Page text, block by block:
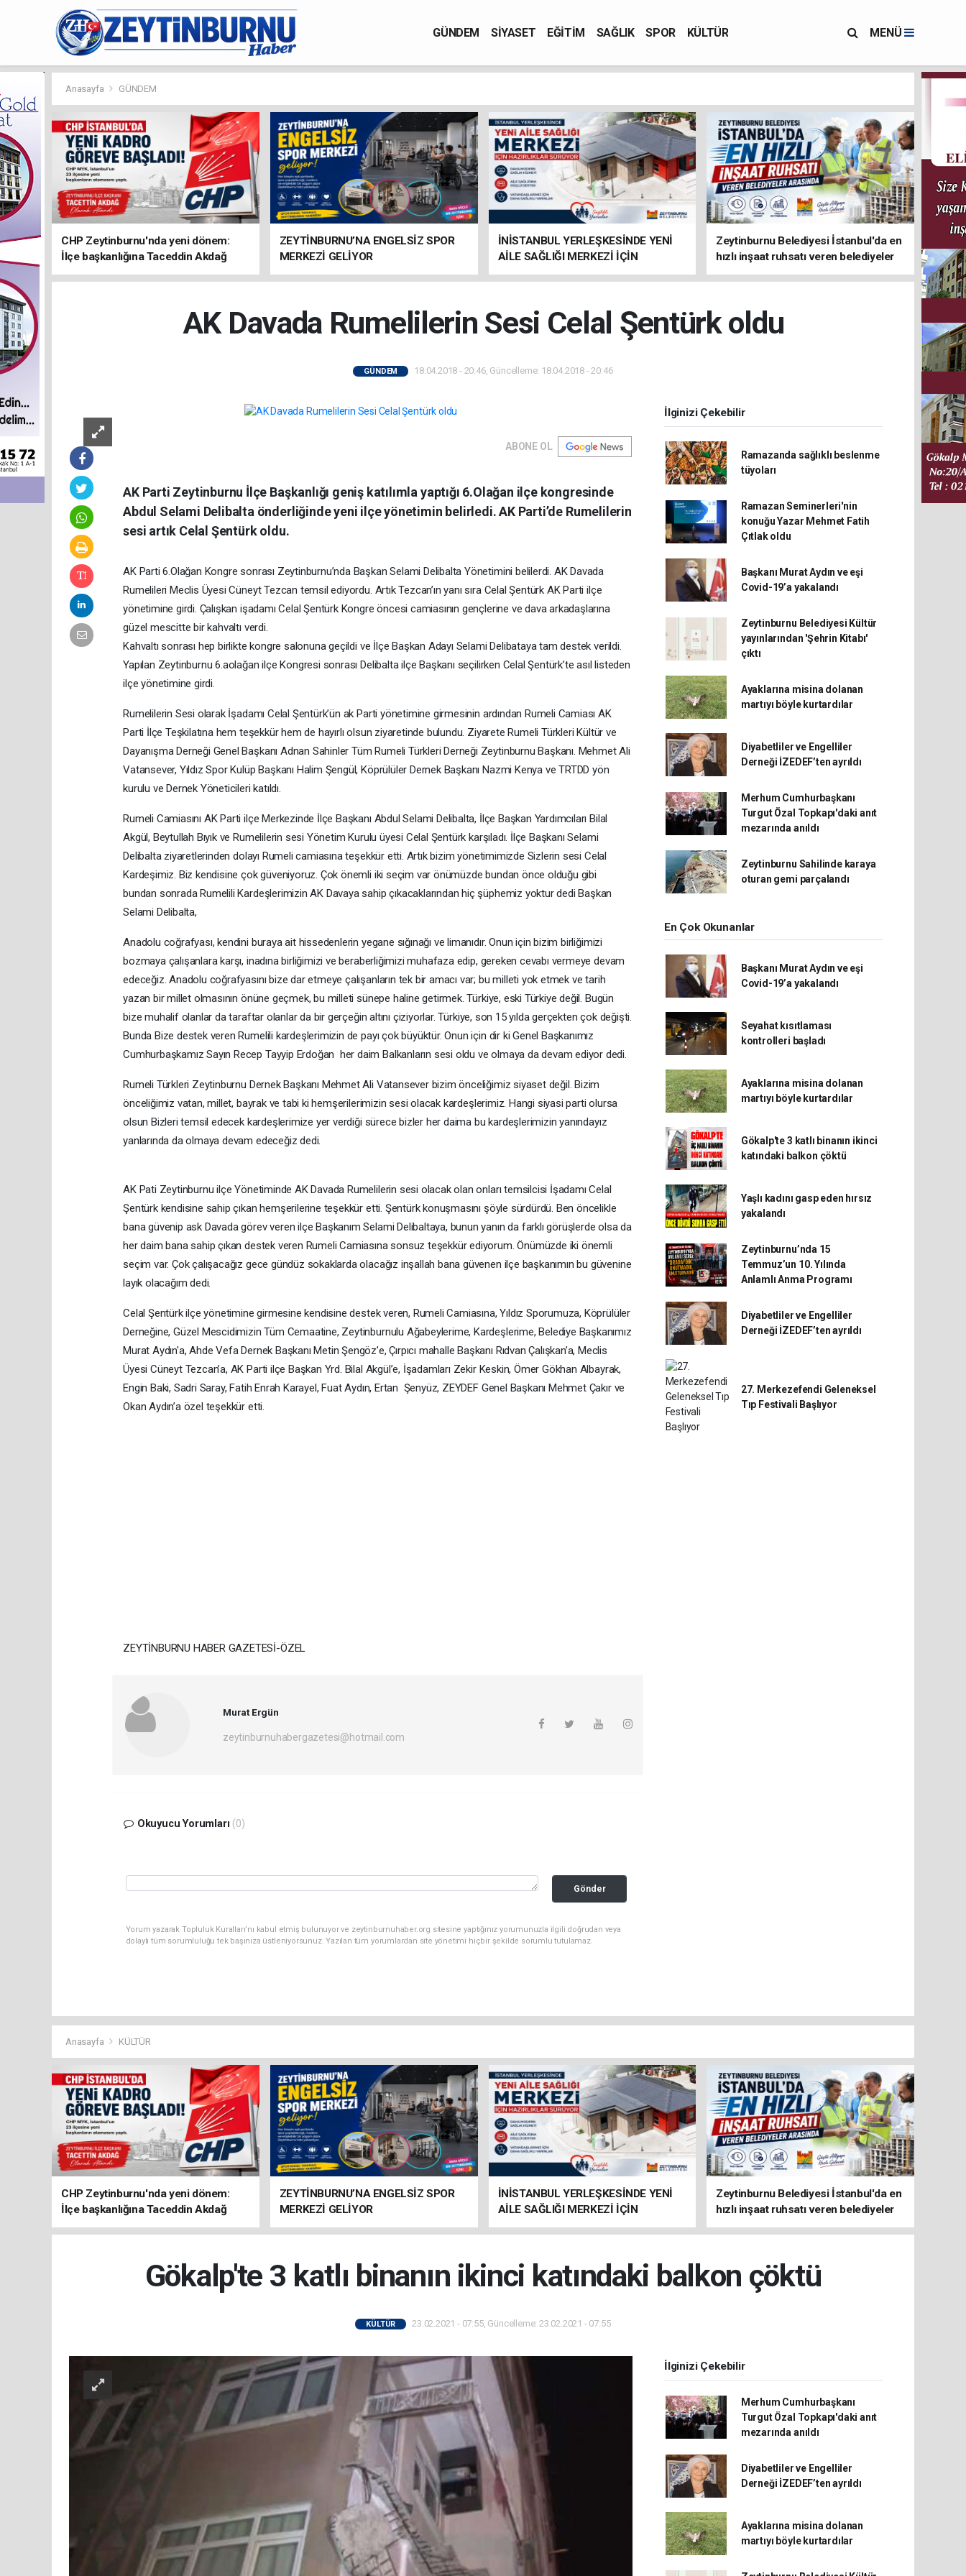
GÜNDEM SİYASET EĞİTİM SAĞLIK SPOR KÜLTÜR MENÜ
Anasayfa GÜNDEM
CHP Zeytinburnu'nda yeni dönem:
İlçe başkanlığına Taceddin Akdağ
atandı
ZEYTİNBURNU’NA ENGELSİZ SPOR
MERKEZİ GELİYOR
İNİSTANBUL YERLEŞKESİNDE YENİ
AİLE SAĞLIĞI MERKEZİ İÇİN
HAZIRLIKLAR SÜRÜYOR
Zeytinburnu Belediyesi İstanbul'da en
hızlı inşaat ruhsatı veren belediyeler
arasında
AK Davada Rumelilerin Sesi Celal Şentürk oldu
GÜNDEM 18.04.2018 - 20:46, Güncelleme: 18.04.2018 - 20:46
ABONE OL
AK Parti Zeytinburnu İlçe Başkanlığı geniş katılımla yaptığı 6.Olağan ilçe kongresinde
Abdul Selami Delibalta önderliğinde yeni ilçe yönetimin belirledi. AK Parti’de Rumelilerin
sesi artık Celal Şentürk oldu.
AK Parti 6.Olağan Kongre sonrası Zeytinburnu’nda Başkan Selami Delibalta Yönetimini belilerdi. AK Davada
Rumelileri Meclis Üyesi Cüneyt Tezcan temsil ediyordu. Artık Tezcan’ın yanı sıra Celal Şentürk AK Parti ilçe
yönetimine girdi. Çalışkan işadamı Celal Şentürk Kongre öncesi camiasının gençlerine ve dava arkadaşlarına
güzel mescitte bir kahvaltı verdi.
Kahvaltı sonrası hep birlikte kongre salonuna geçildi ve İlçe Başkan Adayı Selami Delibataya tam destek verildi.
Yapılan Zeytinburnu 6.aolağan ilçe Kongresi sonrası Delibalta ilçe Başkanı seçilirken Celal Şentürk’te asıl listeden
ilçe yönetimine girdi.
Rumelilerin Sesi olarak İşadamı Celal Şentürk’ün ak Parti yönetimine girmesinin ardından Rumeli Camiası AK
Parti İlçe Teşkilatına hem teşekkür hem de hayırlı olsun ziyaretinde bulundu. Ziyarete Rumeli Türkleri Kültür ve
Dayanışma Derneği Genel Başkanı Adnan Sahinler Tüm Rumeli Türkleri Derneği Zeytinburnu Başkanı. Mehmet Ali
Vatansever, Yıldız Spor Kulüp Başkanı Halim Şengül, Köprülüler Dernek Başkanı Nazmi Kenya ve TRTDD yön
kurulu ve Dernek Yöneticileri katıldı.
Rumeli Camiasını AK Parti ilçe Merkezinde İlçe Başkanı Abdul Selami Delibalta, İlçe Başkan Yardımcıları Bilal
Akgül, Beytullah Bıyık ve Rumelilerin sesi Yönetim Kurulu üyesi Celal Şentürk karşıladı. İlçe Başkanı Selami
Delibalta ziyaretlerinden dolayı Rumeli camiasına teşekkür etti. Artık bizim yönetimimizde Sizlerin sesi Celal
Kardeşimiz. Biz kendisine çok güveniyoruz. Çok önemli iki seçim var önümüzde bundan önce olduğu gibi
bundan sonrada Rumelili Kardeşlerimizin AK Davaya sahip çıkacaklarından hiç şüphemiz yoktur dedi Başkan
Selami Delibalta,
Anadolu coğrafyası, kendini buraya ait hissedenlerin yegane sığınağı ve limanıdır. Onun için bizim birliğimizi
bozmaya çalışanlara karşı, inadına birliğimizi ve beraberliğimizi muhafaza edip, gereken cevabı vermeye devam
edeceğiz. Anadolu coğrafyasını bize dar etmeye çalışanların tek bir amacı var; bu milleti yok etmek ve tarih
yazan bir millet olmasının önüne geçmek, bu milleti sünepe haline getirmek. Türkiye, eski Türkiye değil. Bugün
bize muhalif olanlar da taraftar olanlar da bir gerçeğin altını çiziyorlar. Türkiye, son 15 yılda gerçekten çok değişti.
Bunda Bize destek veren Rumelili kardeşlerimizin de payı çok büyüktür. Onun için dir ki Genel Başkanımız
Cumhurbaşkamız Sayın Recep Tayyip Erdoğan her daim Balkanların sesi oldu ve olmaya da devam ediyor dedi.
Rumeli Türkleri Zeytinburnu Dernek Başkanı Mehmet Ali Vatansever bizim önceliğimiz siyaset değil. Bizim
önceliğimiz vatan, millet, bayrak ve tabi ki hemşerilerimizin sesi olacak kardeşlerimiz. Hangi siyasi parti olursa
olsun Bizleri temsil edecek kardeşlerimize yer verdiği sürece bizler her daima bu kardeşlerimizin yanındayız
yanlarında da olmaya devam edeceğiz dedi.
AK Pati Zeytinburnu ilçe Yönetiminde AK Davada Rumelilerin sesi olacak olan onları temsilcisi İşadamı Celal
Şentürk kendisine sahip çıkan hemşerilerine teşekkür etti. Şentürk konuşmasını şöyle sürdürdü. Ben öncelikle
bana güvenip ask Davada görev veren ilçe Başkanım Selami Delibaltaya, bunun yanın da farklı görüşlerde olsa da
her daim bana sahip çıkan destek veren Rumeli Camiasına sonsuz teşekkür ediyorum. Önümüzde iki önemli
seçim var. Çok çalışacağız gece gündüz sokaklarda olacağız inşallah bana güvenen ilçe başkanımın bu güvenine
layık olacağım dedi.
Celal Şentürk ilçe yönetimine girmesine kendisine destek veren, Rumeli Camiasına, Yıldız Sporumuza, Köprülüler
Derneğine, Güzel Mescidimizin Tüm Cemaatine, Zeytinburnulu Ağabeylerime, Kardeşlerime, Belediye Başkanımız
Murat Aydın'a, Ahde Vefa Dernek Başkanı Metin Şengöz’e, Çırpıcı mahalle Başkanı Rıdvan Çalışkan’a, Meclis
Üyesi Cüneyt Tezcan’a, AK Parti ilçe Başkan Yrd. Bilal Akgül’e, İşadamları Zekir Keskin, Ömer Gökhan Albayrak,
Engin Baki, Sadri Saray, Fatih Enrah Karayel, Fuat Aydın, Ertan Şenyüz, ZEYDEF Genel Başkanı Mehmet Çakır ve
Okan Aydın’a özel teşekkür etti.
ZEYTİNBURNU HABER GAZETESİ-ÖZEL
Murat Ergün
zeytinburnuhabergazetesi@hotmail.com
Okuyucu Yorumları (0)
Gönder
Yorum yazarak Topluluk Kuralları’nı kabul etmiş bulunuyor ve zeytinburnuhaber.org sitesine yaptığınız yorumunuzla ilgili doğrudan veya
dolaylı tüm sorumluluğu tek başınıza üstleniyorsunuz. Yazılan tüm yorumlardan site yönetimi hiçbir şekilde sorumlu tutulamaz.
İlginizi Çekebilir
Ramazanda sağlıklı beslenme
tüyoları
Ramazan Seminerleri'nin
konuğu Yazar Mehmet Fatih
Çıtlak oldu
Başkanı Murat Aydın ve eşi
Covid-19’a yakalandı
Zeytinburnu Belediyesi Kültür
yayınlarından 'Şehrin Kitabı'
çıktı
Ayaklarına misina dolanan
martıyı böyle kurtardılar
Diyabetliler ve Engelliler
Derneği İZEDEF’ten ayrıldı
Merhum Cumhurbaşkanı
Turgut Özal Topkapı'daki anıt
mezarında anıldı
Zeytinburnu Sahilinde karaya
oturan gemi parçalandı
En Çok Okunanlar
Başkanı Murat Aydın ve eşi
Covid-19’a yakalandı
Seyahat kısıtlaması
kontrolleri başladı
Ayaklarına misina dolanan
martıyı böyle kurtardılar
Gökalp'te 3 katlı binanın ikinci
katındaki balkon çöktü
Yaşlı kadını gasp eden hırsız
yakalandı
Zeytinburnu’nda 15
Temmuz’un 10. Yılında
Anlamlı Anma Programı
Diyabetliler ve Engelliler
Derneği İZEDEF’ten ayrıldı
27. Merkezefendi Geleneksel
Tıp Festivali Başlıyor
Anasayfa KÜLTÜR
CHP Zeytinburnu'nda yeni dönem:
İlçe başkanlığına Taceddin Akdağ
atandı
ZEYTİNBURNU’NA ENGELSİZ SPOR
MERKEZİ GELİYOR
İNİSTANBUL YERLEŞKESİNDE YENİ
AİLE SAĞLIĞI MERKEZİ İÇİN
HAZIRLIKLAR SÜRÜYOR
Zeytinburnu Belediyesi İstanbul'da en
hızlı inşaat ruhsatı veren belediyeler
arasında
Gökalp'te 3 katlı binanın ikinci katındaki balkon çöktü
KÜLTÜR 23.02.2021 - 07:55, Güncelleme: 23.02.2021 - 07:55
İlginizi Çekebilir
Merhum Cumhurbaşkanı
Turgut Özal Topkapı'daki anıt
mezarında anıldı
Diyabetliler ve Engelliler
Derneği İZEDEF’ten ayrıldı
Ayaklarına misina dolanan
martıyı böyle kurtardılar